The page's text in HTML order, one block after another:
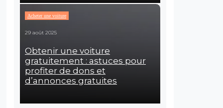
Acheter une voiture
29 août 2025
Obtenir une voiture
gratuitement : astuces pour
profiter de dons et
d’annonces gratuites